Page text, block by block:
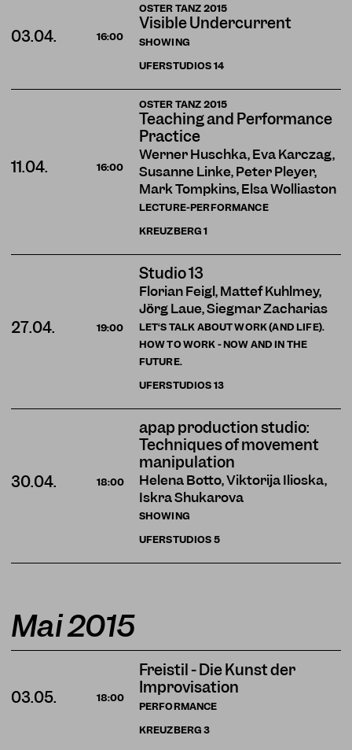
OSTER TANZ 2015
Visible Undercurrent
SHOWING
03.04. 16:00
UFERSTUDIOS14
OSTER TANZ 2015
Teaching and Performance
Practice
Werner Huschka, Eva Karczag,
Susanne Linke, Peter Pleyer,
Mark Tompkins, Elsa Wolliaston
LECTURE-PERFORMANCE
11.04. 16:00
KREUZBERG1
Studio 13
Florian Feigl, Mattef Kuhlmey,
Jörg Laue, Siegmar Zacharias
LET‘S TALK ABOUT WORK (AND LIFE).
HOW TO WORK - NOW AND IN THE
FUTURE.
27.04. 19:00
UFERSTUDIOS13
apap production studio:
Techniques of movement
manipulation
Helena Botto, Viktorija Ilioska,
Iskra Shukarova
SHOWING
30.04. 18:00
UFERSTUDIOS5
Mai 2015
Freistil - Die Kunst der
Improvisation
PERFORMANCE
03.05. 18:00
KREUZBERG3